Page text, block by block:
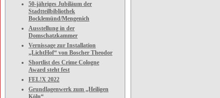
50-jähriges Jubiläum der
Stadtteilbibliothek
Bocklemünd/Mengenich
Ausstellung in der
Domschatzkammer
Vernissage zur Installation
„LichtHof“ von Boscher Theodor
Shortlist des Crime Cologne
Award steht fest
FEL!X 2022
Grundlagenwerk zum „Heiligen
Köln“